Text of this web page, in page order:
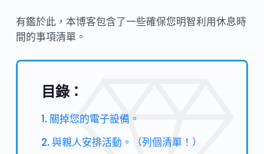
有鑑於此，本博客包含了一些確保您明智利用休息時
間的事項清單。
目錄：
1. 關掉您的電子設備。
2. 與親人安排活動。（列個清單！）